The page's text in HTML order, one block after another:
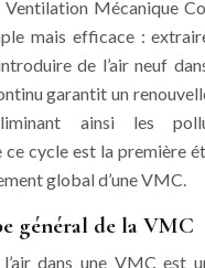
Mécanique
mais efficace :
de l’air neuf
garantit un
ainsi les
ce cycle est la première
global d’une VMC.
général de la VMC
dans une VMC est